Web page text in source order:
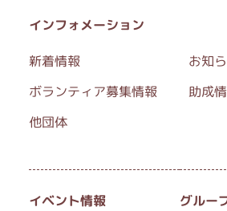
インフォメーション
新着情報
お知
ボランティア募集情報
助成
他団体
イベント情報 グルー